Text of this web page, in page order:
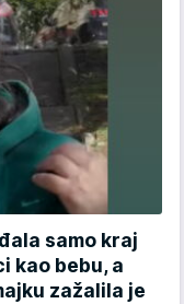
samo kraj
kao bebu, a
zažalila je